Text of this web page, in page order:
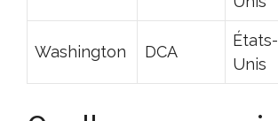
Washington DCA
États-
Unis